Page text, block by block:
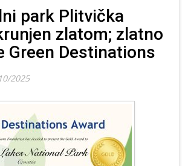
park Plitvička
zlatom; zlatno
Green Destinations
2025